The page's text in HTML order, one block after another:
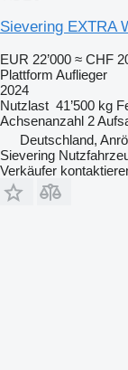
Sievering EXTRA
EUR 22’000 ≈ CHF
Plattform Auflieger
2024
Nutzlast 41’500 kg
Achsenanzahl 2
Deutschland,
Sievering
Verkäufer